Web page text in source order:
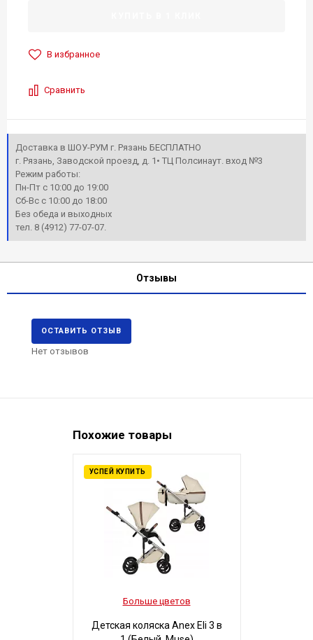
В избранное
Сравнить
Доставка в ШОУ-РУМ г. Рязань БЕСПЛАТНО
г. Рязань, Заводской проезд, д. 1• ТЦ Полсинаут. вход №3
Режим работы:
Пн-Пт с 10:00 до 19:00
Сб-Вс с 10:00 до 18:00
Без обеда и выходных
тел. 8 (4912) 77-07-07.
Отзывы
ОСТАВИТЬ ОТЗЫВ
Нет отзывов
Похожие товары
Больше цветов
Детская коляска Anex Eli 3 в
УСПЕЙ КУПИТЬ